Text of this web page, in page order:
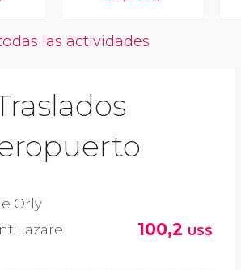
las actividades
Orly
Lazare
100,2 US$